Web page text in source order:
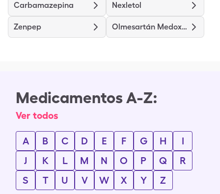
Carbamazepina Nexletol
Zenpep Olmesartán Medoxomilo
Medicamentos A-Z:
Ver todos
A B C D E F G H
I
J
K L M N O P Q
R
S
T U V W X Y Z